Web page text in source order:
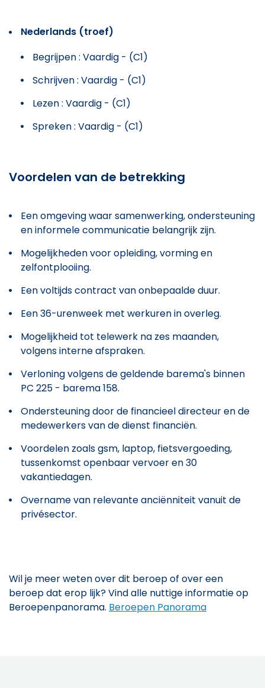
Nederlands (troef)
Begrijpen : Vaardig - (C1)
Schrijven : Vaardig - (C1)
Lezen : Vaardig - (C1)
Spreken : Vaardig - (C1)
Voordelen van de betrekking
Een omgeving waar samenwerking, ondersteuning
en informele communicatie belangrijk zijn.
Mogelijkheden voor opleiding, vorming en
zelfontplooiing.
Een voltijds contract van onbepaalde duur.
Een 36-urenweek met werkuren in overleg.
Mogelijkheid tot telewerk na zes maanden,
volgens interne afspraken.
Verloning volgens de geldende barema's binnen
PC 225 - barema 158.
Ondersteuning door de financieel directeur en de
medewerkers van de dienst financiën.
Voordelen zoals gsm, laptop, fietsvergoeding,
tussenkomst openbaar vervoer en 30
vakantiedagen.
Overname van relevante anciënniteit vanuit de
privésector.
Wil je meer weten over dit beroep of over een
beroep dat erop lijk? Vind alle nuttige informatie op
Beroepenpanorama. Beroepen Panorama